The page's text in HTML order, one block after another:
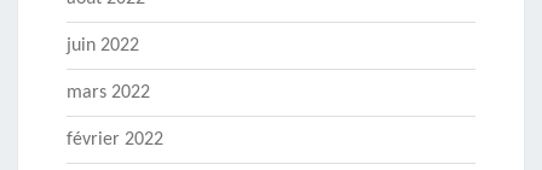
juin 2022
mars 2022
février 2022